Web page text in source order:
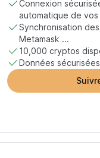
Connexion
automatique de vos
Synchronisation
Metamask ...
10,000 cryptos
Données